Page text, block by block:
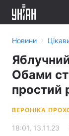
Новини ›
Обами
простий
ВЕРОНІКА
18:01, 13.11.23